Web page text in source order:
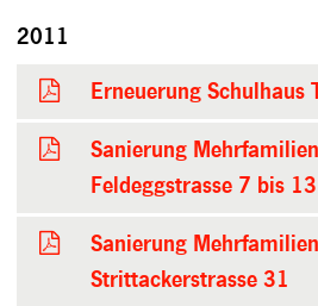
2011
Erneuerung Schulhaus
Sanierung
Feldeggstrasse 7 bis 13
Sanierung
Strittackerstrasse 31